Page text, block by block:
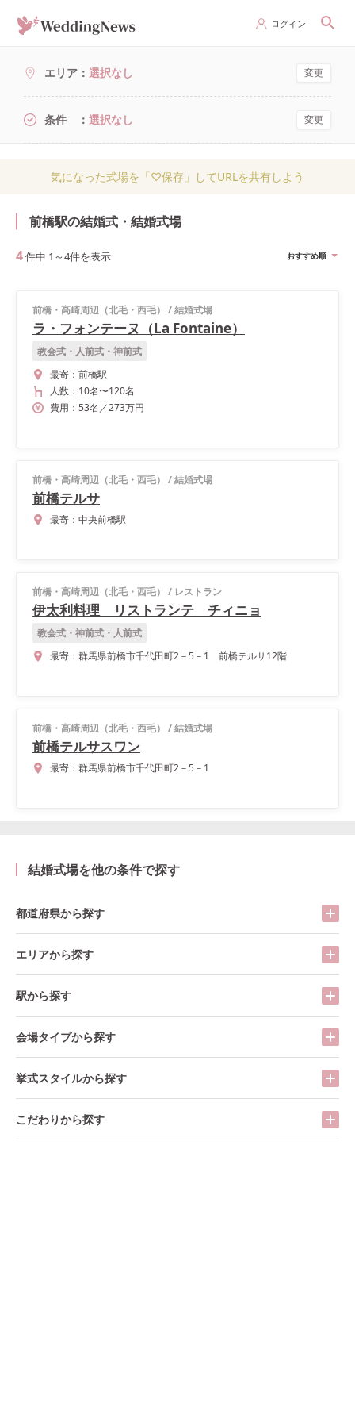
ログイン
エリア 選択なし 変更
条件 選択なし 変更
気になった式場を「♡保存」してURLを共有しよう
前橋駅の結婚式・結婚式場
4件中 1 ～4件を表示 おすすめ順
前橋・高崎周辺（北毛・西毛） /結婚式場
ラ・フォンテーヌ（La Fontaine）
教会式・人前式・神前式
最寄： 前橋駅
人数： 10名〜120名
費用： 53名 ／273万円
前橋・高崎周辺（北毛・西毛） /結婚式場
前橋テルサ
最寄： 中央前橋駅
前橋・高崎周辺（北毛・西毛） / レストラン
伊太利料理 リストランテ チィニョ
教会式・神前式・人前式
最寄： 群馬県前橋市千代田町2－5－1 前橋テルサ12階
前橋・高崎周辺（北毛・西毛） /結婚式場
前橋テルサスワン
最寄： 群馬県前橋市千代田町2－5－1
結婚式場を他の条件で探す
都道府県から探す
エリアから探す
駅から探す
会場タイプから探す
挙式スタイルから探す
こだわりから探す